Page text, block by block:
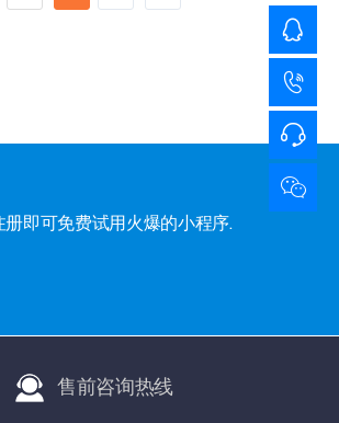
册即可免费试用火爆的小程序.
售前咨询热线